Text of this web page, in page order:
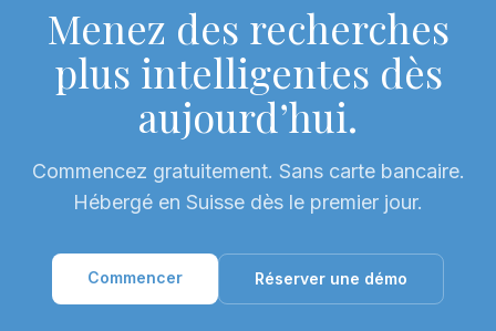
Menez des recherches
plus intelligentes dès
aujourd’hui.
Commencez gratuitement. Sans carte bancaire.
Hébergé en Suisse dès le premier jour.
Commencer Réserver une démo